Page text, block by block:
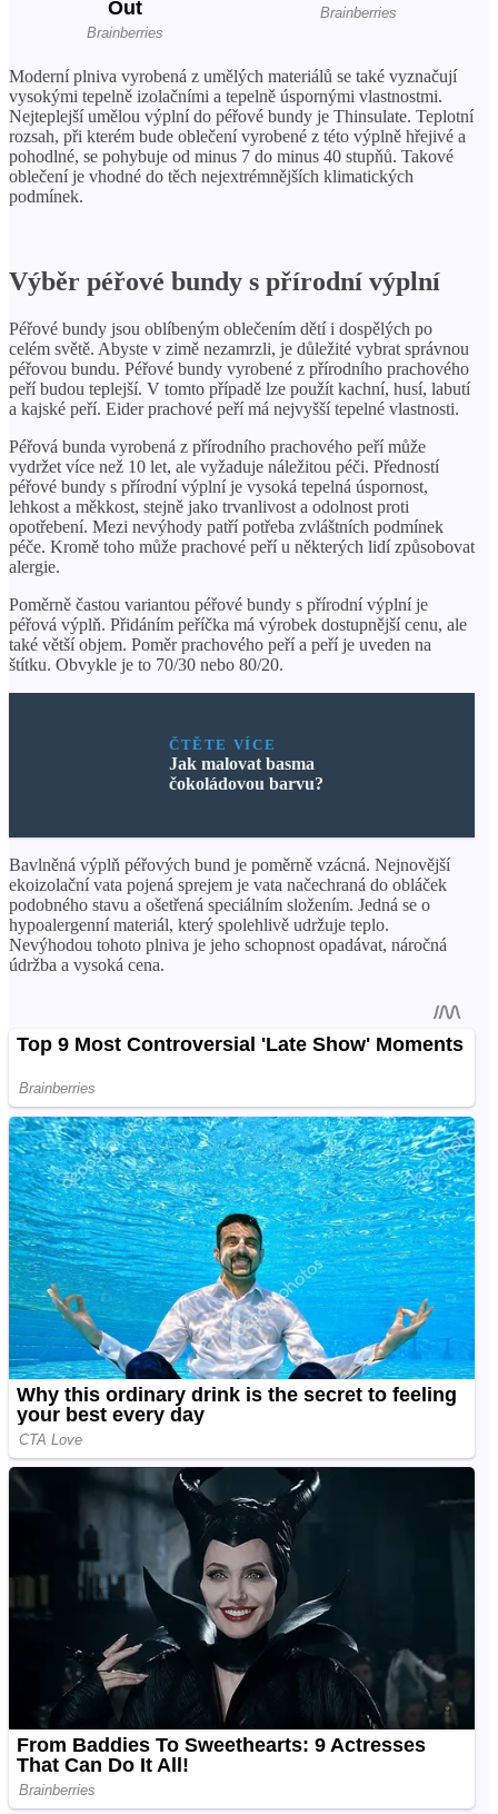
Moderní plniva vyrobená z umělých materiálů se také vyznačují
vysokými tepelně izolačními a tepelně úspornými vlastnostmi.
Nejteplejší umělou výplní do péřové bundy je Thinsulate. Teplotní
rozsah, při kterém bude oblečení vyrobené z této výplně hřejivé a
pohodlné, se pohybuje od minus 7 do minus 40 stupňů. Takové
oblečení je vhodné do těch nejextrémnějších klimatických
podmínek.
Výběr péřové bundy s přírodní výplní
Péřové bundy jsou oblíbeným oblečením dětí i dospělých po
celém světě. Abyste v zimě nezamrzli, je důležité vybrat správnou
péřovou bundu. Péřové bundy vyrobené z přírodního prachového
peří budou teplejší. V tomto případě lze použít kachní, husí, labutí
a kajské peří. Eider prachové peří má nejvyšší tepelné vlastnosti.
Péřová bunda vyrobená z přírodního prachového peří může
vydržet více než 10 let, ale vyžaduje náležitou péči. Předností
péřové bundy s přírodní výplní je vysoká tepelná úspornost,
lehkost a měkkost, stejně jako trvanlivost a odolnost proti
opotřebení. Mezi nevýhody patří potřeba zvláštních podmínek
péče. Kromě toho může prachové peří u některých lidí způsobovat
alergie.
Poměrně častou variantou péřové bundy s přírodní výplní je
péřová výplň. Přidáním peříčka má výrobek dostupnější cenu, ale
také větší objem. Poměr prachového peří a peří je uveden na
štítku. Obvykle je to 70/30 nebo 80/20.
ČTĚTE VÍCE
Jak malovat basma
čokoládovou barvu?
Bavlněná výplň péřových bund je poměrně vzácná. Nejnovější
ekoizolační vata pojená sprejem je vata načechraná do obláček
podobného stavu a ošetřená speciálním složením. Jedná se o
hypoalergenní materiál, který spolehlivě udržuje teplo.
Nevýhodou tohoto plniva je jeho schopnost opadávat, náročná
údržba a vysoká cena.